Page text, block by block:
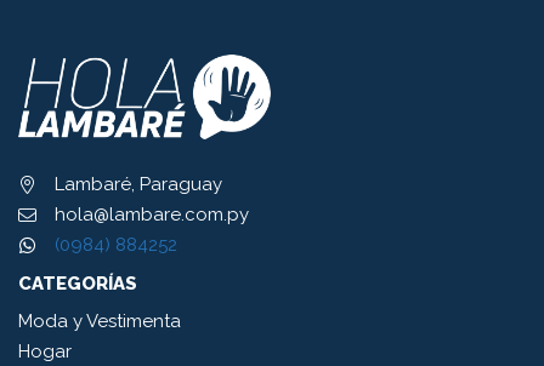
Lambaré, Paraguay
hola@lambare.com.py
(0984) 884252
CATEGORÍAS
Moda y Vestimenta
Hogar